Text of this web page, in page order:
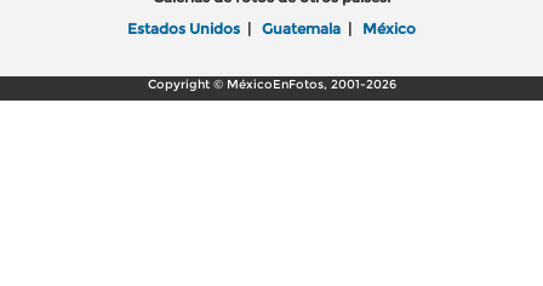
Estados Unidos | Guatemala | México
Copyright © MéxicoEnFotos, 2001-2026